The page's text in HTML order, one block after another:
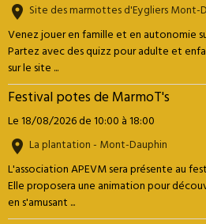
Site des marmottes d'Eygliers Mont-
Venez jouer en famille et en autonomie
Partez avec des quizz pour adulte et
sur le site ...
Festival potes de MarmoT's
Le 18/08/2026de 10:00à 18:00
La plantation - Mont-Dauphin
L'association APEVM sera présente au
Elle proposera une animation pour
en s'amusant ...